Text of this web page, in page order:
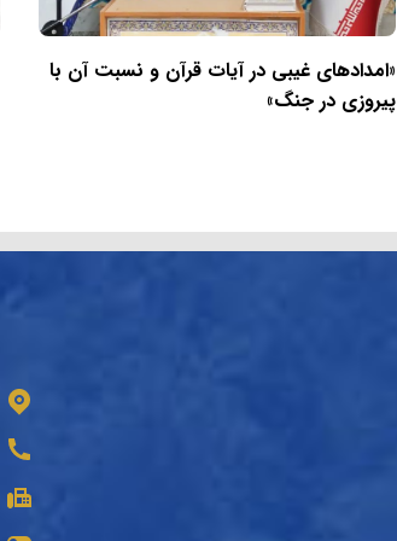
«امدادهای غیبی در آیات قرآن و نسبت آن با
پیروزی در جنگ»